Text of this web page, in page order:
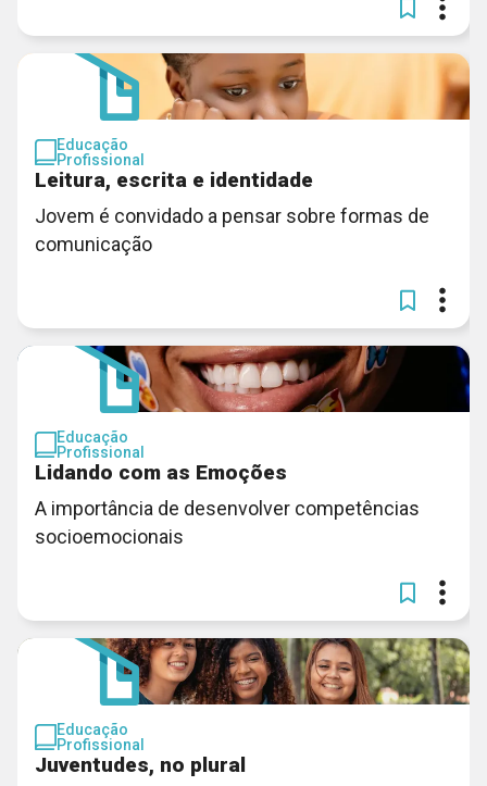
Educação
Profissional
Leitura, escrita e identidade
Jovem é convidado a pensar sobre formas de
comunicação
Educação
Profissional
Lidando com as Emoções
A importância de desenvolver competências
socioemocionais
Educação
Profissional
Juventudes, no plural